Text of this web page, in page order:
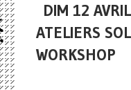
DIM 12
ATELIERS
WORKSHOP